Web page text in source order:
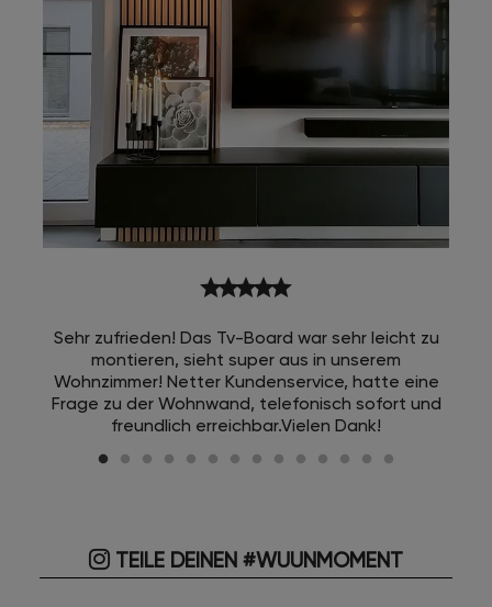
starstarstarstarstar
Sehr zufrieden! Das Tv-Board war sehr leicht zu
montieren, sieht super aus in unserem
Wohnzimmer! Netter Kundenservice, hatte eine
Frage zu der Wohnwand, telefonisch sofort und
freundlich erreichbar.Vielen Dank!
TEILE DEINEN #WUUNMOMENT